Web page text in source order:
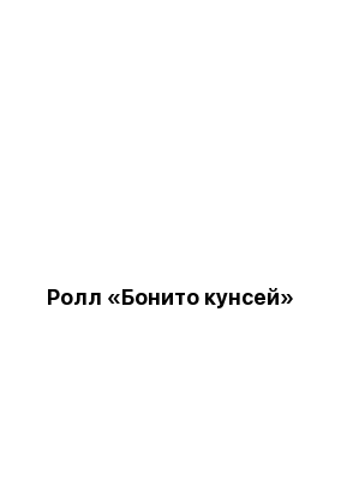
Ролл «Бонито кунсей»